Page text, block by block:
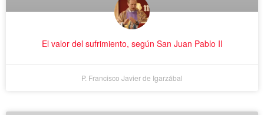
El valor del sufrimiento, según San Juan Pablo II
P. Francisco Javier de Igarzábal